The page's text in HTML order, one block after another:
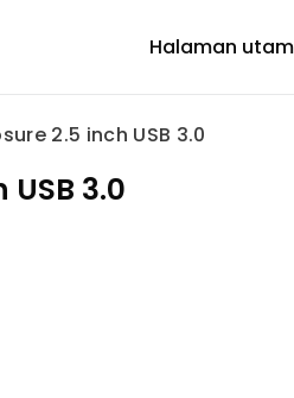
Halaman
2.5 inch USB 3.0
3.0